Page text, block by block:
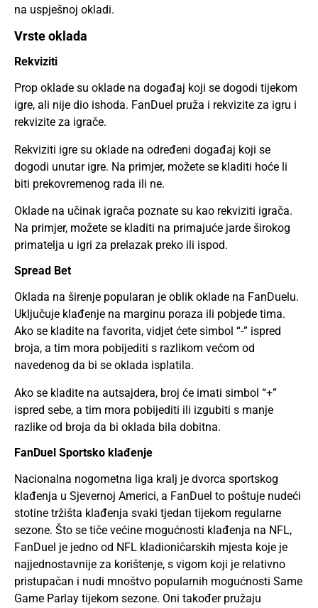
na uspješnoj okladi.
Vrste oklada
Rekviziti
Prop oklade su oklade na događaj koji se dogodi tijekom
igre, ali nije dio ishoda. FanDuel pruža i rekvizite za igru i
rekvizite za igrače.
Rekviziti igre su oklade na određeni događaj koji se
dogodi unutar igre. Na primjer, možete se kladiti hoće li
biti prekovremenog rada ili ne.
Oklade na učinak igrača poznate su kao rekviziti igrača.
Na primjer, možete se kladiti na primajuće jarde širokog
primatelja u igri za prelazak preko ili ispod.
Spread Bet
Oklada na širenje popularan je oblik oklade na FanDuelu.
Uključuje klađenje na marginu poraza ili pobjede tima.
Ako se kladite na favorita, vidjet ćete simbol “-” ispred
broja, a tim mora pobijediti s razlikom većom od
navedenog da bi se oklada isplatila.
Ako se kladite na autsajdera, broj će imati simbol “+”
ispred sebe, a tim mora pobijediti ili izgubiti s manje
razlike od broja da bi oklada bila dobitna.
FanDuel Sportsko klađenje
Nacionalna nogometna liga kralj je dvorca sportskog
klađenja u Sjevernoj Americi, a FanDuel to poštuje nudeći
stotine tržišta klađenja svaki tjedan tijekom regularne
sezone. Što se tiče većine mogućnosti klađenja na NFL,
FanDuel je jedno od NFL kladioničarskih mjesta koje je
najjednostavnije za korištenje, s vigom koji je relativno
pristupačan i nudi mnoštvo popularnih mogućnosti Same
Game Parlay tijekom sezone. Oni također pružaju